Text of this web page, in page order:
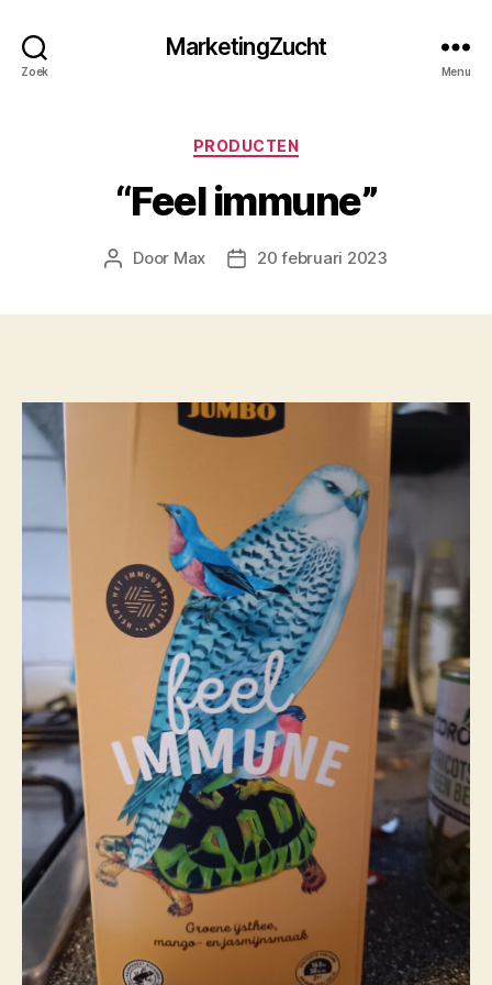
Zoek
MarketingZucht
Menu
Categorieën
PRODUCTEN
“Feel immune”
Berichtauteur
Door Max Berichtdatum
20 februari 2023